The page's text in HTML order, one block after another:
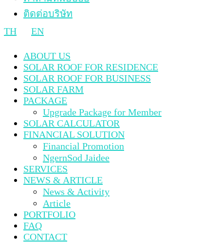
ติดต่อบริษัท
TH
EN
ABOUT US
SOLAR ROOF FOR RESIDENCE
SOLAR ROOF FOR BUSINESS
SOLAR FARM
PACKAGE
Upgrade Package for Member
SOLAR CALCULATOR
FINANCIAL SOLUTION
Financial Promotion
NgernSod Jaidee
SERVICES
NEWS & ARTICLE
News & Activity
Article
PORTFOLIO
FAQ
CONTACT